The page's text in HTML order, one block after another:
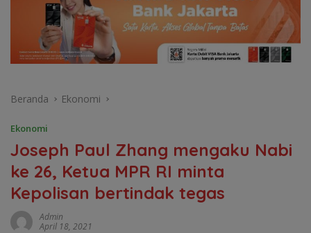
Beranda Ekonomi
Ekonomi
Joseph Paul Zhang mengaku Nabi
ke 26, Ketua MPR RI minta
Kepolisan bertindak tegas
Admin
April 18, 2021